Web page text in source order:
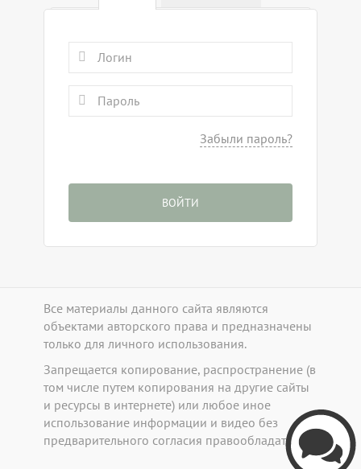
Забыли пароль?
ВОЙТИ
Все материалы данного сайта являются
объектами авторского права и предназначены
только для личного использования.
Запрещается копирование, распространение (в
том числе путем копирования на другие сайты
и ресурсы в интернете) или любое иное
использование информации и видео без
предварительного согласия правообладателя.
Callpy
b